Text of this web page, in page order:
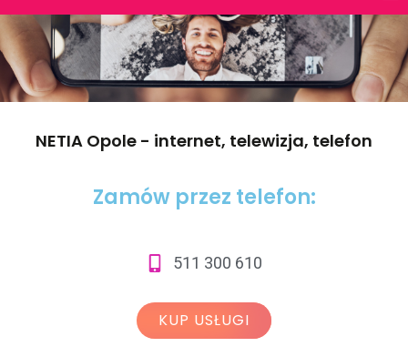
NETIA Opole - internet, telewizja, telefon
Zamów przez telefon:
511 300 610
KUP USŁUGI